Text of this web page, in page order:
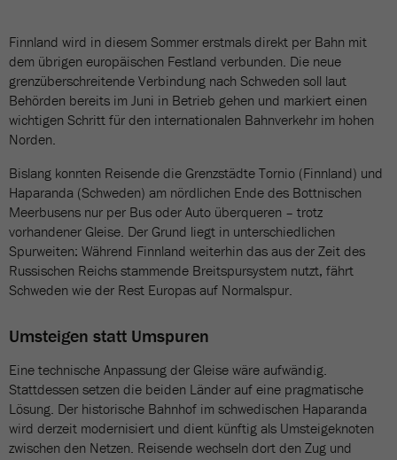
Finnland wird in diesem Sommer erstmals direkt per Bahn mit
dem übrigen europäischen Festland verbunden. Die neue
grenzüberschreitende Verbindung nach Schweden soll laut
Behörden bereits im Juni in Betrieb gehen und markiert einen
wichtigen Schritt für den internationalen Bahnverkehr im hohen
Norden.
Bislang konnten Reisende die Grenzstädte Tornio (Finnland) und
Haparanda (Schweden) am nördlichen Ende des Bottnischen
Meerbusens nur per Bus oder Auto überqueren – trotz
vorhandener Gleise. Der Grund liegt in unterschiedlichen
Spurweiten: Während Finnland weiterhin das aus der Zeit des
Russischen Reichs stammende Breitspursystem nutzt, fährt
Schweden wie der Rest Europas auf Normalspur.
Umsteigen statt Umspuren
Eine technische Anpassung der Gleise wäre aufwändig.
Stattdessen setzen die beiden Länder auf eine pragmatische
Lösung. Der historische Bahnhof im schwedischen Haparanda
wird derzeit modernisiert und dient künftig als Umsteigeknoten
zwischen den Netzen. Reisende wechseln dort den Zug und